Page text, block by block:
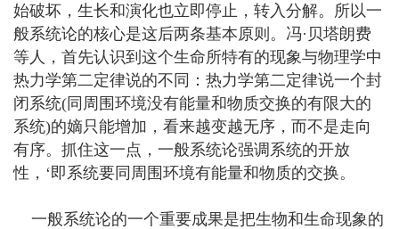
始破坏，生长和演化也立即停止，转入分解。所以一
般系统论的核心是这后两条基本原则。冯·贝塔朗费
等人，首先认识到这个生命所特有的现象与物理学中
热力学第二定律说的不同：热力学第二定律说一个封
闭系统(同周围环境没有能量和物质交换的有限大的
系统)的嫡只能增加，看来越变越无序，而不是走向
有序。抓住这一点，一般系统论强调系统的开放
性，‘即系统要同周围环境有能量和物质的交换。
一般系统论的一个重要成果是把生物和生命现象的